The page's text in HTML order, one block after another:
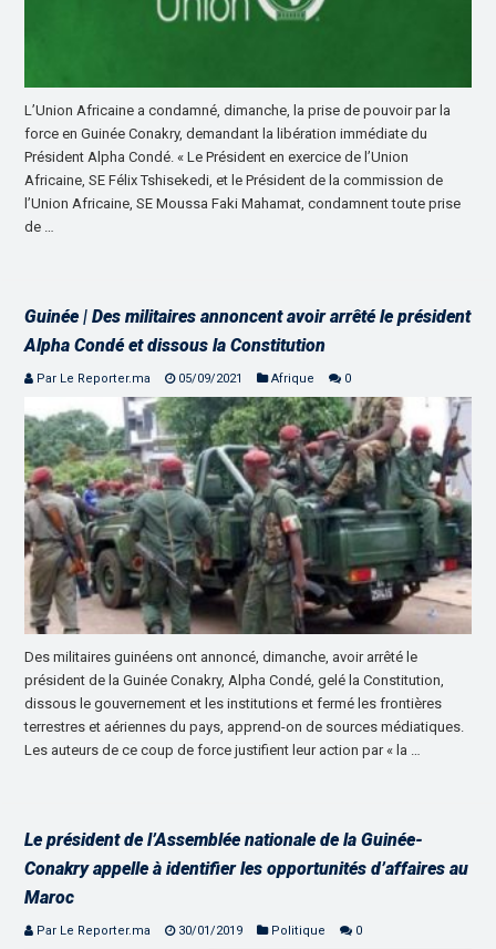
L’Union Africaine a condamné, dimanche, la prise de pouvoir par la
force en Guinée Conakry, demandant la libération immédiate du
Président Alpha Condé. « Le Président en exercice de l’Union
Africaine, SE Félix Tshisekedi, et le Président de la commission de
l’Union Africaine, SE Moussa Faki Mahamat, condamnent toute prise
de …
Guinée | Des militaires annoncent avoir arrêté le président
Alpha Condé et dissous la Constitution
Par Le Reporter.ma 05/09/2021 Afrique 0
Des militaires guinéens ont annoncé, dimanche, avoir arrêté le
président de la Guinée Conakry, Alpha Condé, gelé la Constitution,
dissous le gouvernement et les institutions et fermé les frontières
terrestres et aériennes du pays, apprend-on de sources médiatiques.
Les auteurs de ce coup de force justifient leur action par « la …
Le président de l’Assemblée nationale de la Guinée-
Conakry appelle à identifier les opportunités d’affaires au
Maroc
Par Le Reporter.ma 30/01/2019 Politique 0